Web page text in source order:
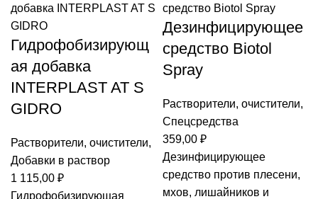
Гидрофобизирующ
ая добавка
INTERPLAST AT S
GIDRO
Растворители, очистители,
Добавки в раствор
1 115,00 ₽
Гидрофобизирующая
Дезинфицирующее
средство Biotol
Spray
Растворители, очистители,
Спецсредства
359,00 ₽
Дезинфицирующее
средство против плесени,
мхов, лишайников и